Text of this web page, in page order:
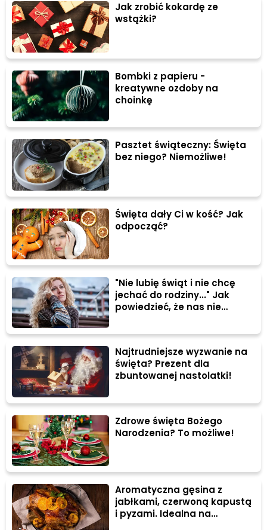
Jak zrobić kokardę ze
wstążki?
Bombki z papieru -
kreatywne ozdoby na
choinkę
Pasztet świąteczny: Święta
bez niego? Niemożliwe!
Święta dały Ci w kość? Jak
odpocząć?
"Nie lubię świąt i nie chcę
jechać do rodziny..." Jak
powiedzieć, że nas nie
Najtrudniejsze wyzwanie na
święta? Prezent dla
zbuntowanej nastolatki!
Zdrowe święta Bożego
Narodzenia? To możliwe!
Aromatyczna gęsina z
jabłkami, czerwoną kapustą
i pyzami. Idealna na